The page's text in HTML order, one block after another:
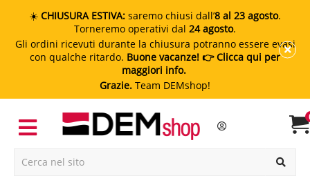
☀️ CHIUSURA ESTIVA: saremo chiusi dall’8 al 23 agosto.
Torneremo operativi dal 24 agosto.
Gli ordini ricevuti durante la chiusura potranno essere evasi
con qualche ritardo. Buone vacanze! 👉 Clicca qui per
maggiori info.
Grazie. Team DEMshop!